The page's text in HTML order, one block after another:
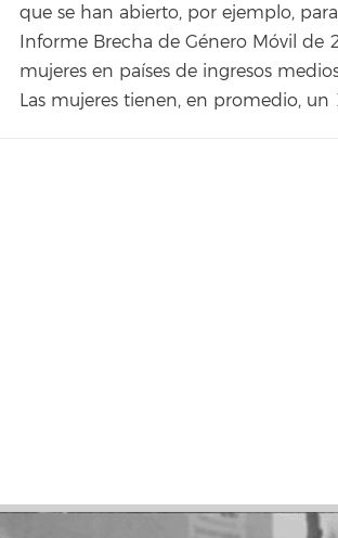
que se han abierto, por ejemplo,
Informe Brecha de Género Móvil
mujeres en países de ingresos
Las mujeres tienen, en promedio,